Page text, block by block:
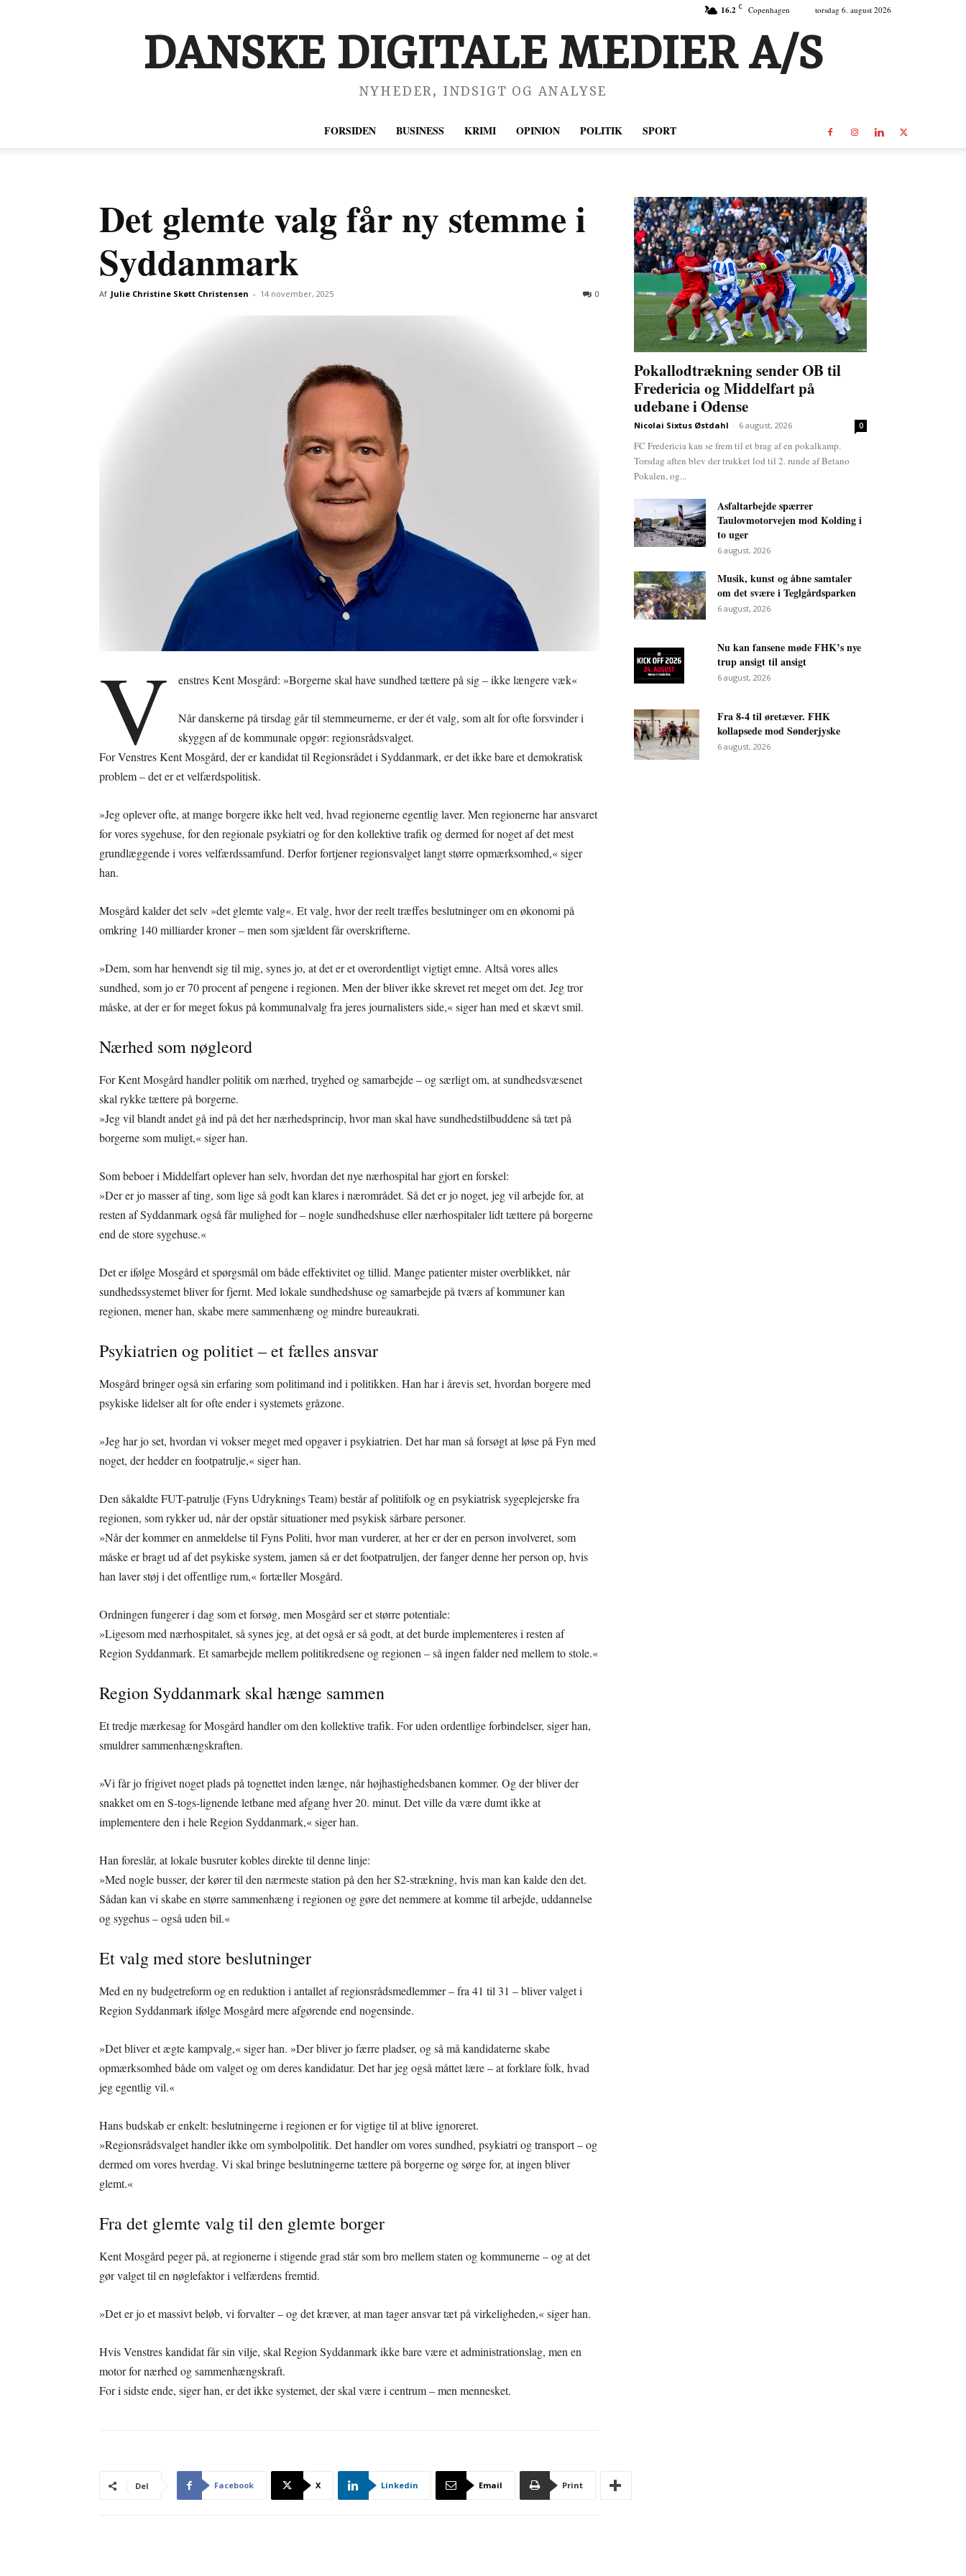
16.2 C Copenhagen torsdag 6. august 2026
DANSKE DIGITALE MEDIER A/S
NYHEDER, INDSIGT OG ANALYSE
FORSIDEN BUSINESS KRIMI OPINION POLITIK SPORT
Det glemte valg får ny stemme i
Syddanmark
Af Julie Christine Skøtt Christensen - 14 november, 2025 0
V enstres Kent Mosgård: »Borgerne skal have sundhed tættere på sig – ikke længere væk«
Når danskerne på tirsdag går til stemmeurnerne, er der ét valg, som alt for ofte forsvinder i
skyggen af de kommunale opgør: regionsrådsvalget.
For Venstres Kent Mosgård, der er kandidat til Regionsrådet i Syddanmark, er det ikke bare et demokratisk
problem – det er et velfærdspolitisk.
»Jeg oplever ofte, at mange borgere ikke helt ved, hvad regionerne egentlig laver. Men regionerne har ansvaret
for vores sygehuse, for den regionale psykiatri og for den kollektive trafik og dermed for noget af det mest
grundlæggende i vores velfærdssamfund. Derfor fortjener regionsvalget langt større opmærksomhed,« siger
han.
Mosgård kalder det selv »det glemte valg«. Et valg, hvor der reelt træffes beslutninger om en økonomi på
omkring 140 milliarderkroner – men som sjældent får overskrifterne.
»Dem, som har henvendt sig til mig, synes jo, at det er et overordentligt vigtigt emne. Altså vores alles
sundhed, som jo er 70 procent af pengene i regionen. Men der bliver ikke skrevet ret meget om det. Jeg tror
måske, at der er for meget fokus på kommunalvalg fra jeres journalisters side,« siger han med et skævt smil.
Nærhed som nøgleord
For Kent Mosgård handler politik om nærhed, tryghed og samarbejde – og særligt om, at sundhedsvæsenet
skal rykke tættere på borgerne.
»Jeg vil blandt andet gå ind på det her nærhedsprincip, hvor man skal have sundhedstilbuddene så tæt på
borgerne som muligt,« siger han.
Som beboer i Middelfart oplever han selv, hvordan det nye nærhospital har gjort en forskel:
»Der er jo masser af ting, som lige så godt kan klares i nærområdet. Så det er jo noget, jeg vil arbejde for, at
resten af Syddanmark også får mulighed for – nogle sundhedshuse eller nærhospitaler lidt tættere på borgerne
end de store sygehuse.«
Det er ifølge Mosgård et spørgsmål om både effektivitet og tillid. Mange patienter mister overblikket, når
sundhedssystemet bliver for fjernt. Med lokale sundhedshuse og samarbejde på tværs af kommuner kan
regionen, mener han, skabe mere sammenhæng og mindre bureaukrati.
Psykiatrien og politiet – et fælles ansvar
Mosgård bringer også sin erfaring som politimand ind i politikken. Han har i årevis set, hvordan borgere med
psykiske lidelser alt for ofte ender i systemets gråzone.
»Jeg har jo set, hvordan vi vokser meget med opgaver i psykiatrien. Det har man så forsøgt at løse på Fyn med
noget, der hedder en footpatrulje,« siger han.
Den såkaldte FUT-patrulje (Fyns Udryknings Team) består af politifolk og en psykiatrisk sygeplejerske fra
regionen, som rykker ud, når der opstår situationer med psykisk sårbare personer.
»Når der kommer en anmeldelse til Fyns Politi, hvor man vurderer, at her er der en person involveret, som
måske er bragt ud af det psykiske system, jamen så er det footpatruljen, der fanger denne her person op, hvis
han laver støj i det offentlige rum,« fortæller Mosgård.
Ordningen fungerer i dag som et forsøg, men Mosgård ser et større potentiale:
»Ligesom med nærhospitalet, så synes jeg, at det også er så godt, at det burde implementeres i resten af
Region Syddanmark. Et samarbejde mellem politikredsene og regionen – så ingen falder ned mellem to stole.«
Region Syddanmark skal hænge sammen
Et tredje mærkesag for Mosgård handler om den kollektive trafik. For uden ordentlige forbindelser, siger han,
smuldrer sammenhængskraften.
»Vi får jo frigivet noget plads på tognettet inden længe, når højhastighedsbanen kommer. Og der bliver der
snakket om en S-togs-lignende letbane med afgang hver 20. minut. Det ville da være dumt ikke at
implementere den i hele Region Syddanmark,« siger han.
Han foreslår, at lokale busruter kobles direkte til denne linje:
»Med nogle busser, der kører til den nærmeste station på den her S2-strækning, hvis man kan kalde den det.
Sådan kan vi skabe en større sammenhæng i regionen og gøre det nemmere at komme til arbejde, uddannelse
og sygehus – også uden bil.«
Et valg med store beslutninger
Med en ny budgetreform og en reduktion i antallet af regionsrådsmedlemmer – fra 41 til 31 – bliver valget i
Region Syddanmark ifølge Mosgård mere afgørende end nogensinde.
»Det bliver et ægte kampvalg,« siger han. »Der bliver jo færre pladser, og så må kandidaterne skabe
opmærksomhed både om valget og om deres kandidatur. Det har jeg også måttet lære – at forklare folk, hvad
jeg egentlig vil.«
Hans budskab er enkelt: beslutningerne i regionen er for vigtige til at blive ignoreret.
»Regionsrådsvalget handler ikke om symbolpolitik. Det handler om vores sundhed, psykiatri og transport – og
dermed om vores hverdag. Vi skal bringe beslutningerne tættere på borgerne og sørge for, at ingen bliver
glemt.«
Fra det glemte valg til den glemte borger
Kent Mosgård peger på, at regionerne i stigende grad står som bro mellem staten og kommunerne – og at det
gør valget til en nøglefaktor i velfærdens fremtid.
»Det er jo et massivt beløb, vi forvalter – og det kræver, at man tager ansvar tæt på virkeligheden,« siger han.
Hvis Venstres kandidat får sin vilje, skal Region Syddanmark ikke bare være et administrationslag, men en
motor for nærhed og sammenhængskraft.
For i sidste ende, siger han, er det ikke systemet, der skal være i centrum – men mennesket.
Del Facebook X Linkedin Email Print
Pokallodtrækning sender OB til
Fredericia og Middelfart på
udebane i Odense
Nicolai Sixtus Østdahl - 6 august, 2026 0
FC Fredericia kan se frem til et brag af en pokalkamp.
Torsdag aften blev der trukket lod til 2. runde af Betano
Pokalen, og...
Asfaltarbejde spærrer
Taulovmotorvejen mod Kolding i
to uger
6 august, 2026
Musik, kunst og åbne samtaler
om det svære i Teglgårdsparken
6 august, 2026
Nu kan fansene møde FHK’s nye
trup ansigt til ansigt
6 august, 2026
Fra 8-4 til øretæver. FHK
kollapsede mod Sønderjyske
6 august, 2026